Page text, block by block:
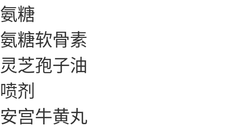
氨糖
氨糖软骨素
灵芝孢子油
喷剂
安宫牛黄丸